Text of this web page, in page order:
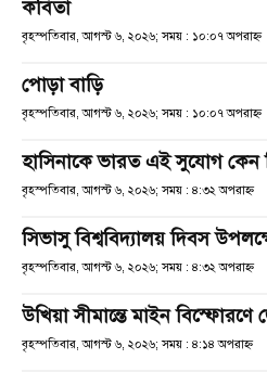
কবিতা
বৃহস্পতিবার, আগস্ট ৬, ২০২৬; সময় : ১০:০৭ অপরাহ্ণ
পোড়া বাড়ি
বৃহস্পতিবার, আগস্ট ৬, ২০২৬; সময় : ১০:০৭ অপরাহ্ণ
হাসিনাকে ভারত এই সুযোগ কেন
বৃহস্পতিবার, আগস্ট ৬, ২০২৬; সময় : ৪:৩২ অপরাহ্ণ
সিভাসু বিশ্ববিদ্যালয় দিবস
বৃহস্পতিবার, আগস্ট ৬, ২০২৬; সময় : ৪:৩২ অপরাহ্ণ
উখিয়া সীমান্তে মাইন বিস্ফোরণে
বৃহস্পতিবার, আগস্ট ৬, ২০২৬; সময় : ৪:১৪ অপরাহ্ণ